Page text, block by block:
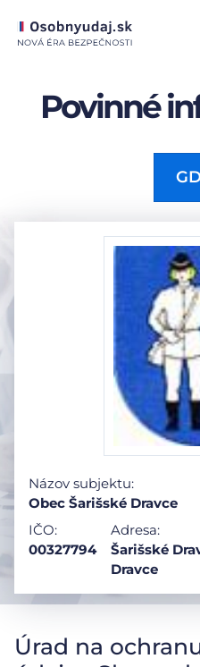
Povinné
Názov subjektu:
Obec Šarišské Dravce
IČO:
00327794
Adresa:
Šarišské
Dravce
Úrad na